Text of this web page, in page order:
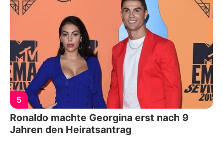
5
Ronaldo machte Georgina erst nach 9
Jahren den Heiratsantrag